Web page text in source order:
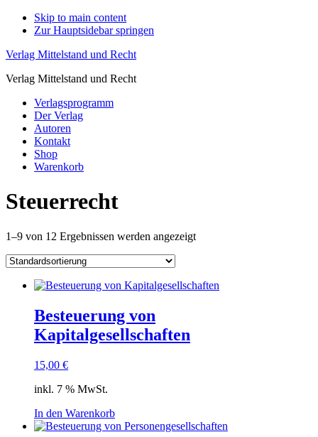
Skip to main content
Zur Hauptsidebar springen
Verlag Mittelstand und Recht
Verlag Mittelstand und Recht
Verlagsprogramm
Der Verlag
Autoren
Kontakt
Shop
Warenkorb
Steuerrecht
1–9 von 12 Ergebnissen werden angezeigt
Besteuerung von
Kapitalgesellschaften
15,00 €
inkl. 7 % MwSt.
In den Warenkorb